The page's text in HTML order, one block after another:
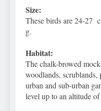
Size:
These birds are 24-27
g.
Habitat:
The chalk-browed
woodlands, scrublands,
urban and sub-urban
level up to an altitude